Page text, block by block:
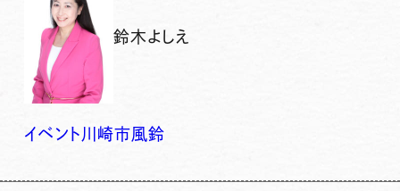
鈴木よしえ
イベント 川崎市風鈴